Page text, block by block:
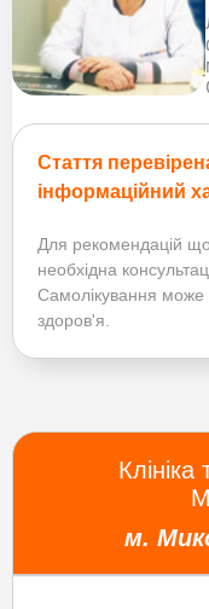
Стаття
інформаційний
Для рекомендацій
необхідна
Самолікування може
здоров'я.
Клініка
м.